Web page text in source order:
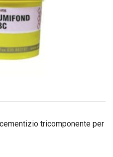
tricomponente per